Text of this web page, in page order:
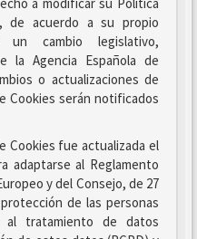
de acuerdo a su propio
cambio legislativo,
la Agencia Española de
o actualizaciones de
Cookies serán notificados
Cookies fue actualizada el
adaptarse al Reglamento
y del Consejo, de 27
de las personas
tratamiento de datos